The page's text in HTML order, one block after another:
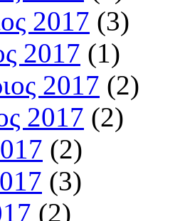
2017 (3)
2017 (1)
2017 (2)
2017 (2)
(2)
(3)
(2)